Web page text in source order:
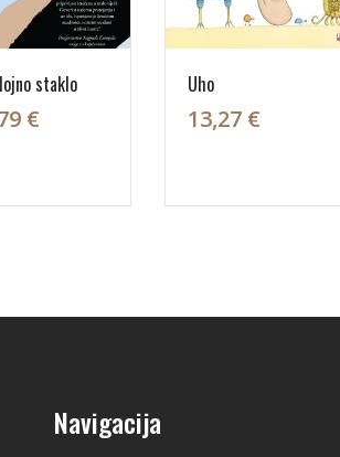
staklo
€
Uho
13,27 €
Navigacija